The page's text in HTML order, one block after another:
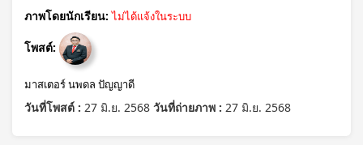
ภาพโดยนักเรียน: ไม่ได้แจ้งในระบบ
โพสต์:
มาสเตอร์ นพดล ปัญญาดี
วันที่โพสต์ : 27 มิ.ย. 2568 วันที่ถ่ายภาพ : 27 มิ.ย. 2568